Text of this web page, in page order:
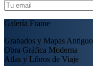
Galería Frame
Grabados y Mapas
Obra Gráfica Moderna
Atlas y Libros de Viaje